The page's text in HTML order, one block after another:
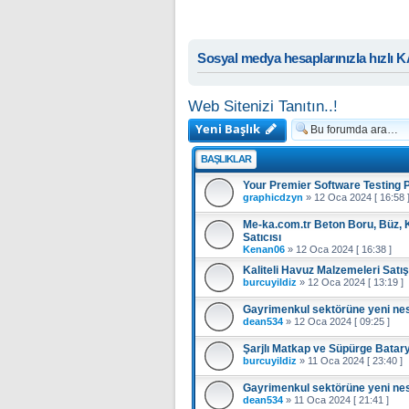
Sosyal medya hesaplarınızla hızlı
Web Sitenizi Tanıtın..!
Yeni Başlık
BAŞLIKLAR
Your Premier Software Testing
graphicdzyn » 12 Oca 2024 [ 16:58 ]
Me-ka.com.tr Beton Boru, Büz,
Satıcısı
Kenan06 » 12 Oca 2024 [ 16:38 ]
Kaliteli Havuz Malzemeleri
burcuyildiz » 12 Oca 2024 [ 13:19 ]
Gayrimenkul sektörüne yeni
dean534 » 12 Oca 2024 [ 09:25 ]
Şarjlı Matkap ve Süpürge
burcuyildiz » 11 Oca 2024 [ 23:40 ]
Gayrimenkul sektörüne yeni
dean534 » 11 Oca 2024 [ 21:41 ]